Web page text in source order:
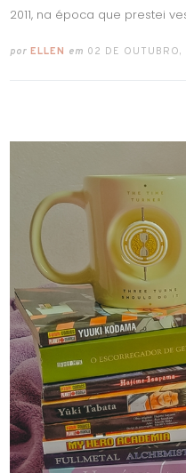
2011, na época que prestei
por ELLEN em 02 DE OUTUBRO,